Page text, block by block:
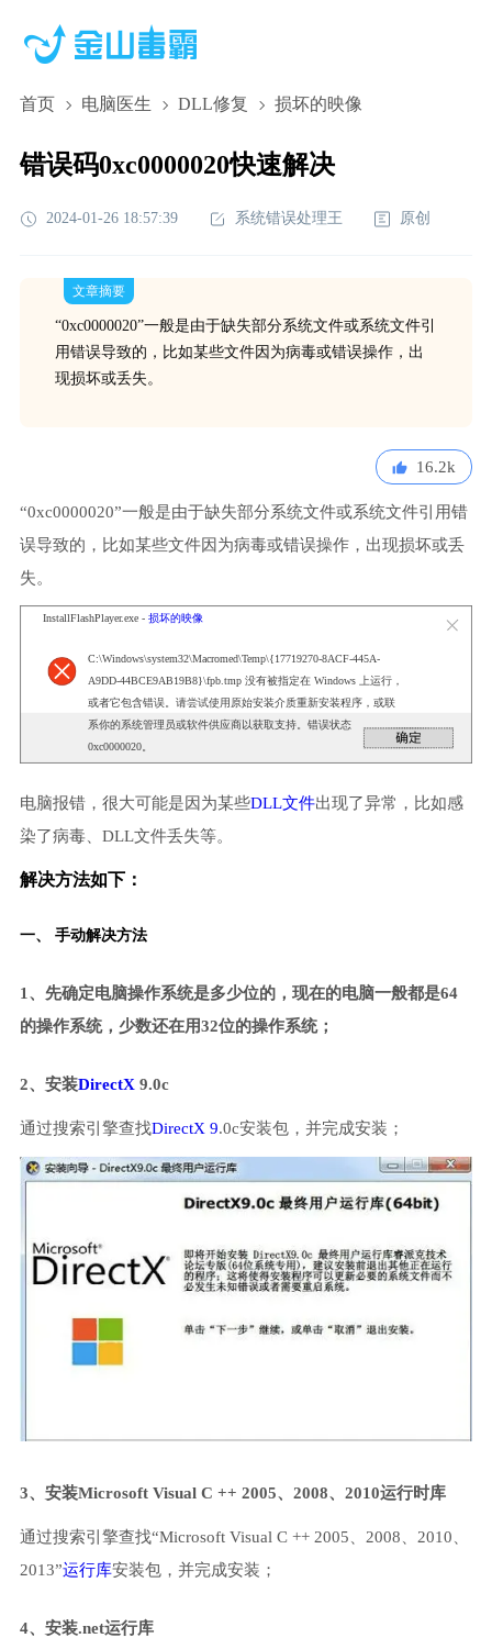
首页 电脑医生 DLL修复 损坏的映像
错误码0xc0000020快速解决
2024-01-26 18:57:39 系统错误处理王 原创
文章摘要
“0xc0000020”一般是由于缺失部分系统文件或系统文件引
用错误导致的，比如某些文件因为病毒或错误操作，出
现损坏或丢失。
16.2k
“0xc0000020”一般是由于缺失部分系统文件或系统文件引用错
误导致的，比如某些文件因为病毒或错误操作，出现损坏或丢
失。
InstallFlashPlayer.exe - 损坏的映像
C:\Windows\system32\Macromed\Temp\{17719270-8ACF-445A-
A9DD-44BCE9AB19B8}\fpb.tmp 没有被指定在 Windows 上运行，
或者它包含错误。请尝试使用原始安装介质重新安装程序，或联
系你的系统管理员或软件供应商以获取支持。错误状态
0xc0000020。
电脑报错，很大可能是因为某些DLL文件出现了异常，比如感
染了病毒、DLL文件丢失等。
解决方法如下：
一、 手动解决方法
1、先确定电脑操作系统是多少位的，现在的电脑一般都是64
的操作系统，少数还在用32位的操作系统；
2、安装DirectX 9.0c
通过搜索引擎查找DirectX 9.0c安装包，并完成安装；
3、安装Microsoft Visual C ++ 2005、2008、2010运行时库
通过搜索引擎查找“Microsoft Visual C ++ 2005、2008、2010、
2013”运行库安装包，并完成安装；
4、安装.net运行库